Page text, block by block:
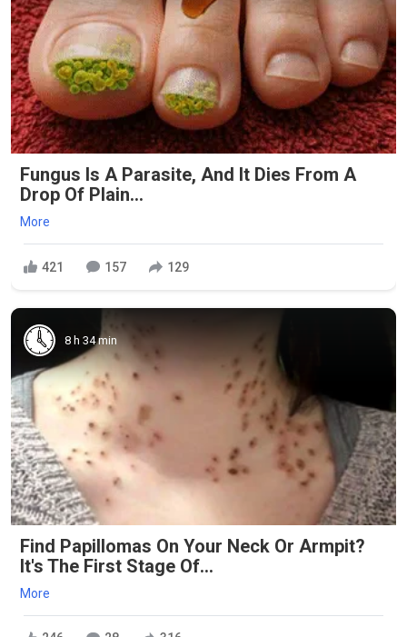
Fungus Is A Parasite, And It Dies From A
Drop Of Plain...
More
421 157 129
8 h 34 min
Find Papillomas On Your Neck Or Armpit?
It's The First Stage Of...
More